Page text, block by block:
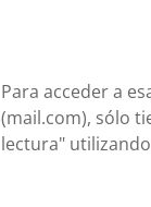
Para acceder a
(mail.com), sólo
lectura"